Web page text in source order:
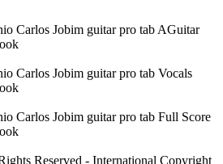
Reserved - International Copyright